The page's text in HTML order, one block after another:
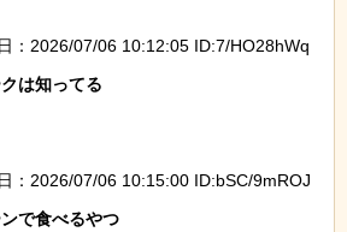
：2026/07/06 10:12:05 ID:7/HO28hWq
は知ってる
：2026/07/06 10:15:00 ID:bSC/9mROJ
で食べるやつ